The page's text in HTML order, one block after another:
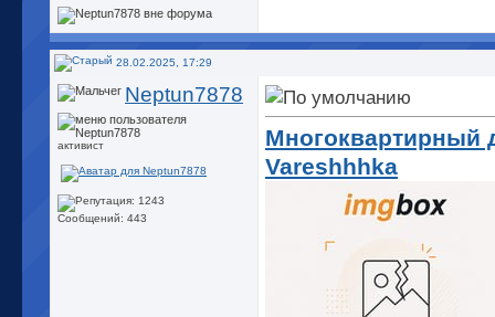
28.02.2025, 17:29
Neptun7878
активист
Сообщений: 443
Многоквартирный
Vareshhhka